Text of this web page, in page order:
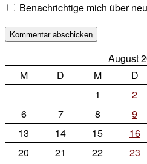
Benachrichtige mich über
August
M
D M D
1
2
6
7 8 9
13
14 15 16
20
21 22 23